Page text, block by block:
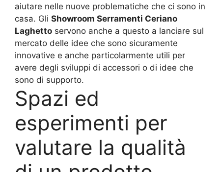
aiutare nelle nuove problematiche che ci sono in
casa. Gli Showroom Serramenti Ceriano
Laghetto servono anche a questo a lanciare sul
mercato delle idee che sono sicuramente
innovative e anche particolarmente utili per
avere degli sviluppi di accessori o di idee che
sono di supporto.
Spazi ed
esperimenti per
valutare la qualità